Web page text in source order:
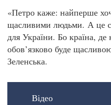
«Петро каже: найперше
щасливими людьми. А це
для України. Бо країна,
обов’язково буде
Зеленська.
Відео